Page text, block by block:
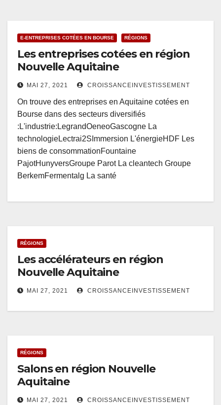
E-ENTREPRISES COTÉES EN BOURSE RÉGIONS
Les entreprises cotées en région
Nouvelle Aquitaine
MAI 27, 2021 CROISSANCEINVESTISSEMENT
On trouve des entreprises en Aquitaine cotées en
Bourse dans des secteurs diversifiés
:L'industrie:LegrandOeneoGascogne La
technologieLectrai2SImmersion L'énergieHDF Les
biens de consommationFountaine
PajotHunyversGroupe Parot La cleantech Groupe
BerkemFermentalg La santé
RÉGIONS
Les accélérateurs en région
Nouvelle Aquitaine
MAI 27, 2021 CROISSANCEINVESTISSEMENT
RÉGIONS
Salons en région Nouvelle
Aquitaine
MAI 27, 2021 CROISSANCEINVESTISSEMENT